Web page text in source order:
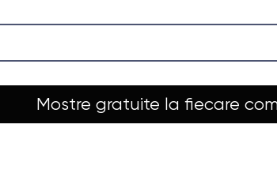
Mostre gratuite la fiecare